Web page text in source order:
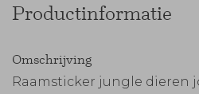
Productinformatie
Omschrijving
Raamsticker jungle dieren